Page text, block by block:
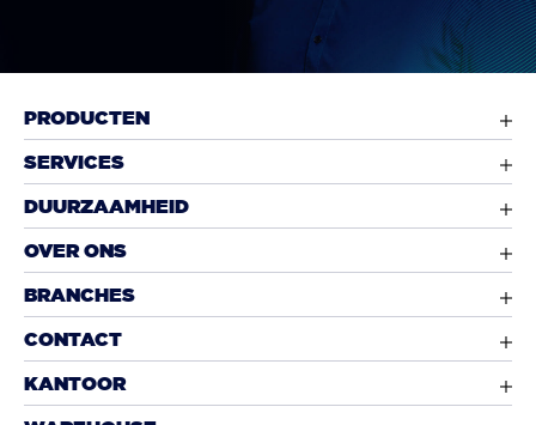
PRODUCTEN
SERVICES
DUURZAAMHEID
OVER ONS
BRANCHES
CONTACT
KANTOOR